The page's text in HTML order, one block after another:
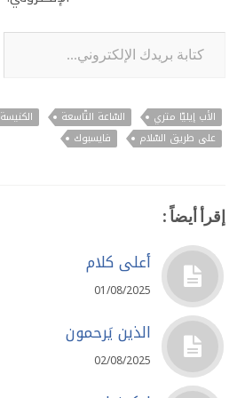
كتابة بريدك الإلكتروني...
الأب إيليّا متري السّاعة التّاسعة الكنيسة
على طريق السّلام
فايسبوك
إقرأ أيضاً :
أعلى كلام
01/08/2025
الذين يَرحمون
02/08/2025